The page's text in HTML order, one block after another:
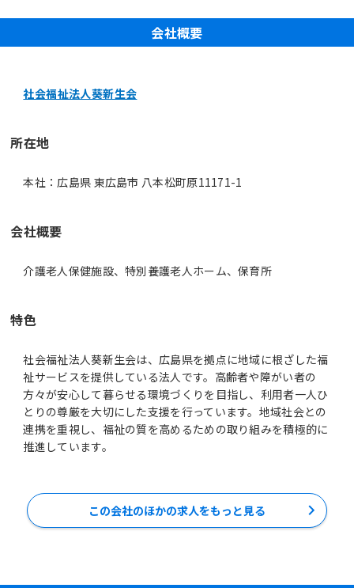
会社概要
社会福祉法人葵新生会
所在地
本社：広島県 東広島市 八本松町原11171-1
会社概要
介護老人保健施設、特別養護老人ホーム、保育所
特色
社会福祉法人葵新生会は、広島県を拠点に地域に根ざした福
祉サービスを提供している法人です。高齢者や障がい者の
方々が安心して暮らせる環境づくりを目指し、利用者一人ひ
とりの尊厳を大切にした支援を行っています。地域社会との
連携を重視し、福祉の質を高めるための取り組みを積極的に
推進しています。
この会社のほかの求人をもっと見る